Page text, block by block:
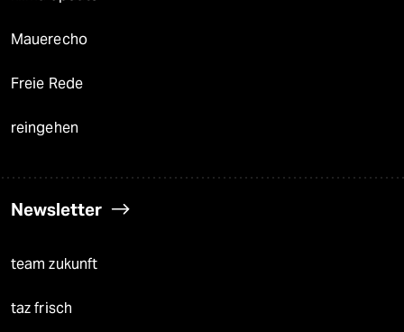
Mauerecho
Freie Rede
reingehen
Newsletter
team zukunft
taz frisch